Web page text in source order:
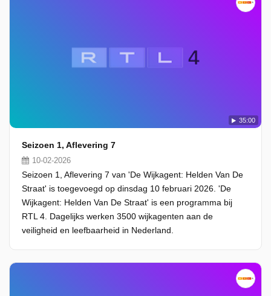
35:00
Seizoen 1, Aflevering 7
10-02-2026
Seizoen 1, Aflevering 7 van 'De Wijkagent: Helden Van De
Straat' is toegevoegd op dinsdag 10 februari 2026. 'De
Wijkagent: Helden Van De Straat' is een programma bij
RTL 4. Dagelijks werken 3500 wijkagenten aan de
veiligheid en leefbaarheid in Nederland.